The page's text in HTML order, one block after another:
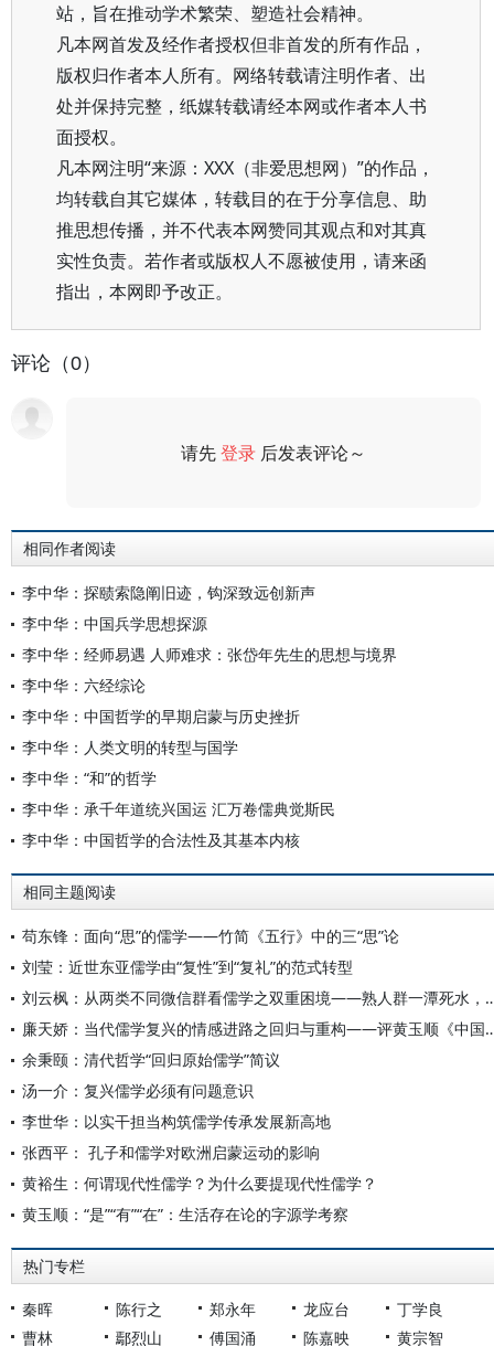
站，旨在推动学术繁荣、塑造社会精神。
凡本网首发及经作者授权但非首发的所有作品，
版权归作者本人所有。网络转载请注明作者、出
处并保持完整，纸媒转载请经本网或作者本人书
面授权。
凡本网注明“来源：XXX（非爱思想网）”的作品，
均转载自其它媒体，转载目的在于分享信息、助
推思想传播，并不代表本网赞同其观点和对其真
实性负责。若作者或版权人不愿被使用，请来函
指出，本网即予改正。
评论（0）
请先登录 后发表评论～
相同作者阅读
李中华：探赜索隐阐旧迹，钩深致远创新声
李中华：中国兵学思想探源
李中华：经师易遇 人师难求：张岱年先生的思想与境界
李中华：六经综论
李中华：中国哲学的早期启蒙与历史挫折
李中华：人类文明的转型与国学
李中华：“和”的哲学
李中华：承千年道统兴国运 汇万卷儒典觉斯民
李中华：中国哲学的合法性及其基本内核
相同主题阅读
苟东锋：面向“思”的儒学——竹简《五行》中的三“思”论
刘莹：近世东亚儒学由“复性”到“复礼”的范式转型
刘云枫：从两类不同微信群看儒
廉天娇：当代儒学复兴的情感进路之
余秉颐：清代哲学“回归原始儒学”简议
汤一介：复兴儒学必须有问题意识
李世华：以实干担当构筑儒学传承发展新高地
张西平： 孔子和儒学对欧洲启蒙运动的影响
黄裕生：何谓现代性儒学？为什么要提现代性儒学？
黄玉顺：“是”“有”“在”：生活存在论的字源学考察
热门专栏
秦晖 陈行之 郑永年 龙应台
丁学良
曹林
鄢烈山 傅国涌 陈嘉映 黄宗智